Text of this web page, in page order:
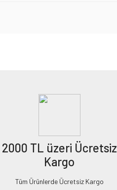
2000 TL üzeri Ücretsiz
Kargo
Tüm Ürünlerde Ücretsiz Kargo